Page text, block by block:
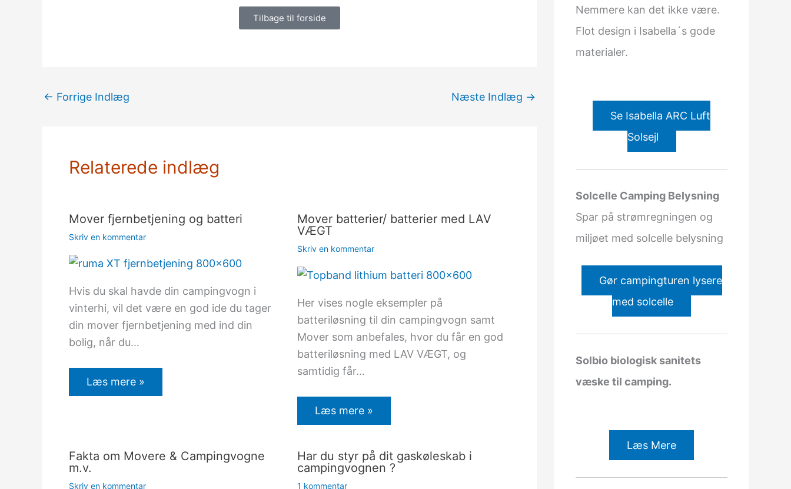
Tilbage til forside
← Forrige Indlæg Næste Indlæg →
Relaterede indlæg
Mover fjernbetjening og batteri
Skriv en kommentar
Hvis du skal havde din campingvogn i
vinterhi, vil det være en god ide du tager
din mover fjernbetjening med ind din
bolig, når du…
Læs mere »
Mover batterier/ batterier med LAV
VÆGT
Skriv en kommentar
Her vises nogle eksempler på
batteriløsning til din campingvogn samt
Mover som anbefales, hvor du får en god
batteriløsning med LAV VÆGT, og
samtidig får…
Læs mere »
Fakta om Movere & Campingvogne
m.v.
Skriv en kommentar
Har du styr på dit gaskøleskab i
campingvognen ?
1 kommentar
Nemmere kan det ikke være.
Flot design i Isabella´s gode
materialer.
Se Isabella ARC Luft
Solsejl
Solcelle Camping Belysning
Spar på strømregningen og
miljøet med solcelle belysning
Gør campingturen lysere
med solcelle
Solbio biologisk sanitets
væske til camping.
Læs Mere